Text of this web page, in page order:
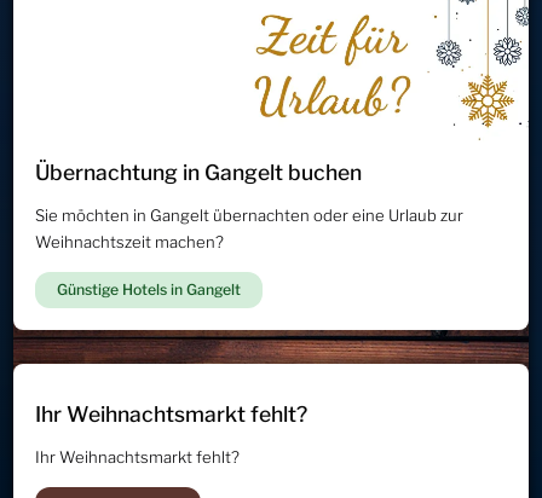
Übernachtung in Gangelt buchen
Sie möchten in Gangelt übernachten oder eine Urlaub zur
Weihnachtszeit machen?
Günstige Hotels in Gangelt
Ihr Weihnachtsmarkt fehlt?
Ihr Weihnachtsmarkt fehlt?